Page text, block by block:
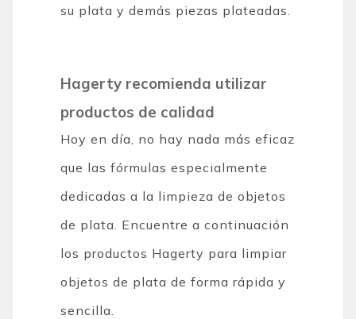
su plata y demás piezas plateadas.
Hagerty recomienda utilizar
productos de calidad
Hoy en día, no hay nada más eficaz
que las fórmulas especialmente
dedicadas a la limpieza de objetos
de plata. Encuentre a continuación
los productos Hagerty para limpiar
objetos de plata de forma rápida y
sencilla.